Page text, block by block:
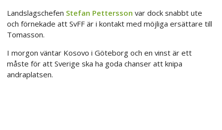
Landslagschefen Stefan Pettersson var dock snabbt ute
och förnekade att SvFF är i kontakt med möjliga ersättare till
Tomasson.
I morgon väntar Kosovo i Göteborg och en vinst är ett
måste för att Sverige ska ha goda chanser att knipa
andraplatsen.